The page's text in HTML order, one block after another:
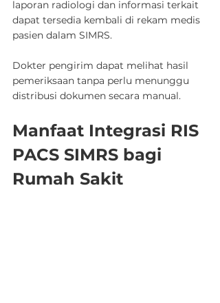
laporan radiologi dan informasi terkait
dapat tersedia kembali di rekam medis
pasien dalam SIMRS.
Dokter pengirim dapat melihat hasil
pemeriksaan tanpa perlu menunggu
distribusi dokumen secara manual.
Manfaat Integrasi RIS
PACS SIMRS bagi
Rumah Sakit